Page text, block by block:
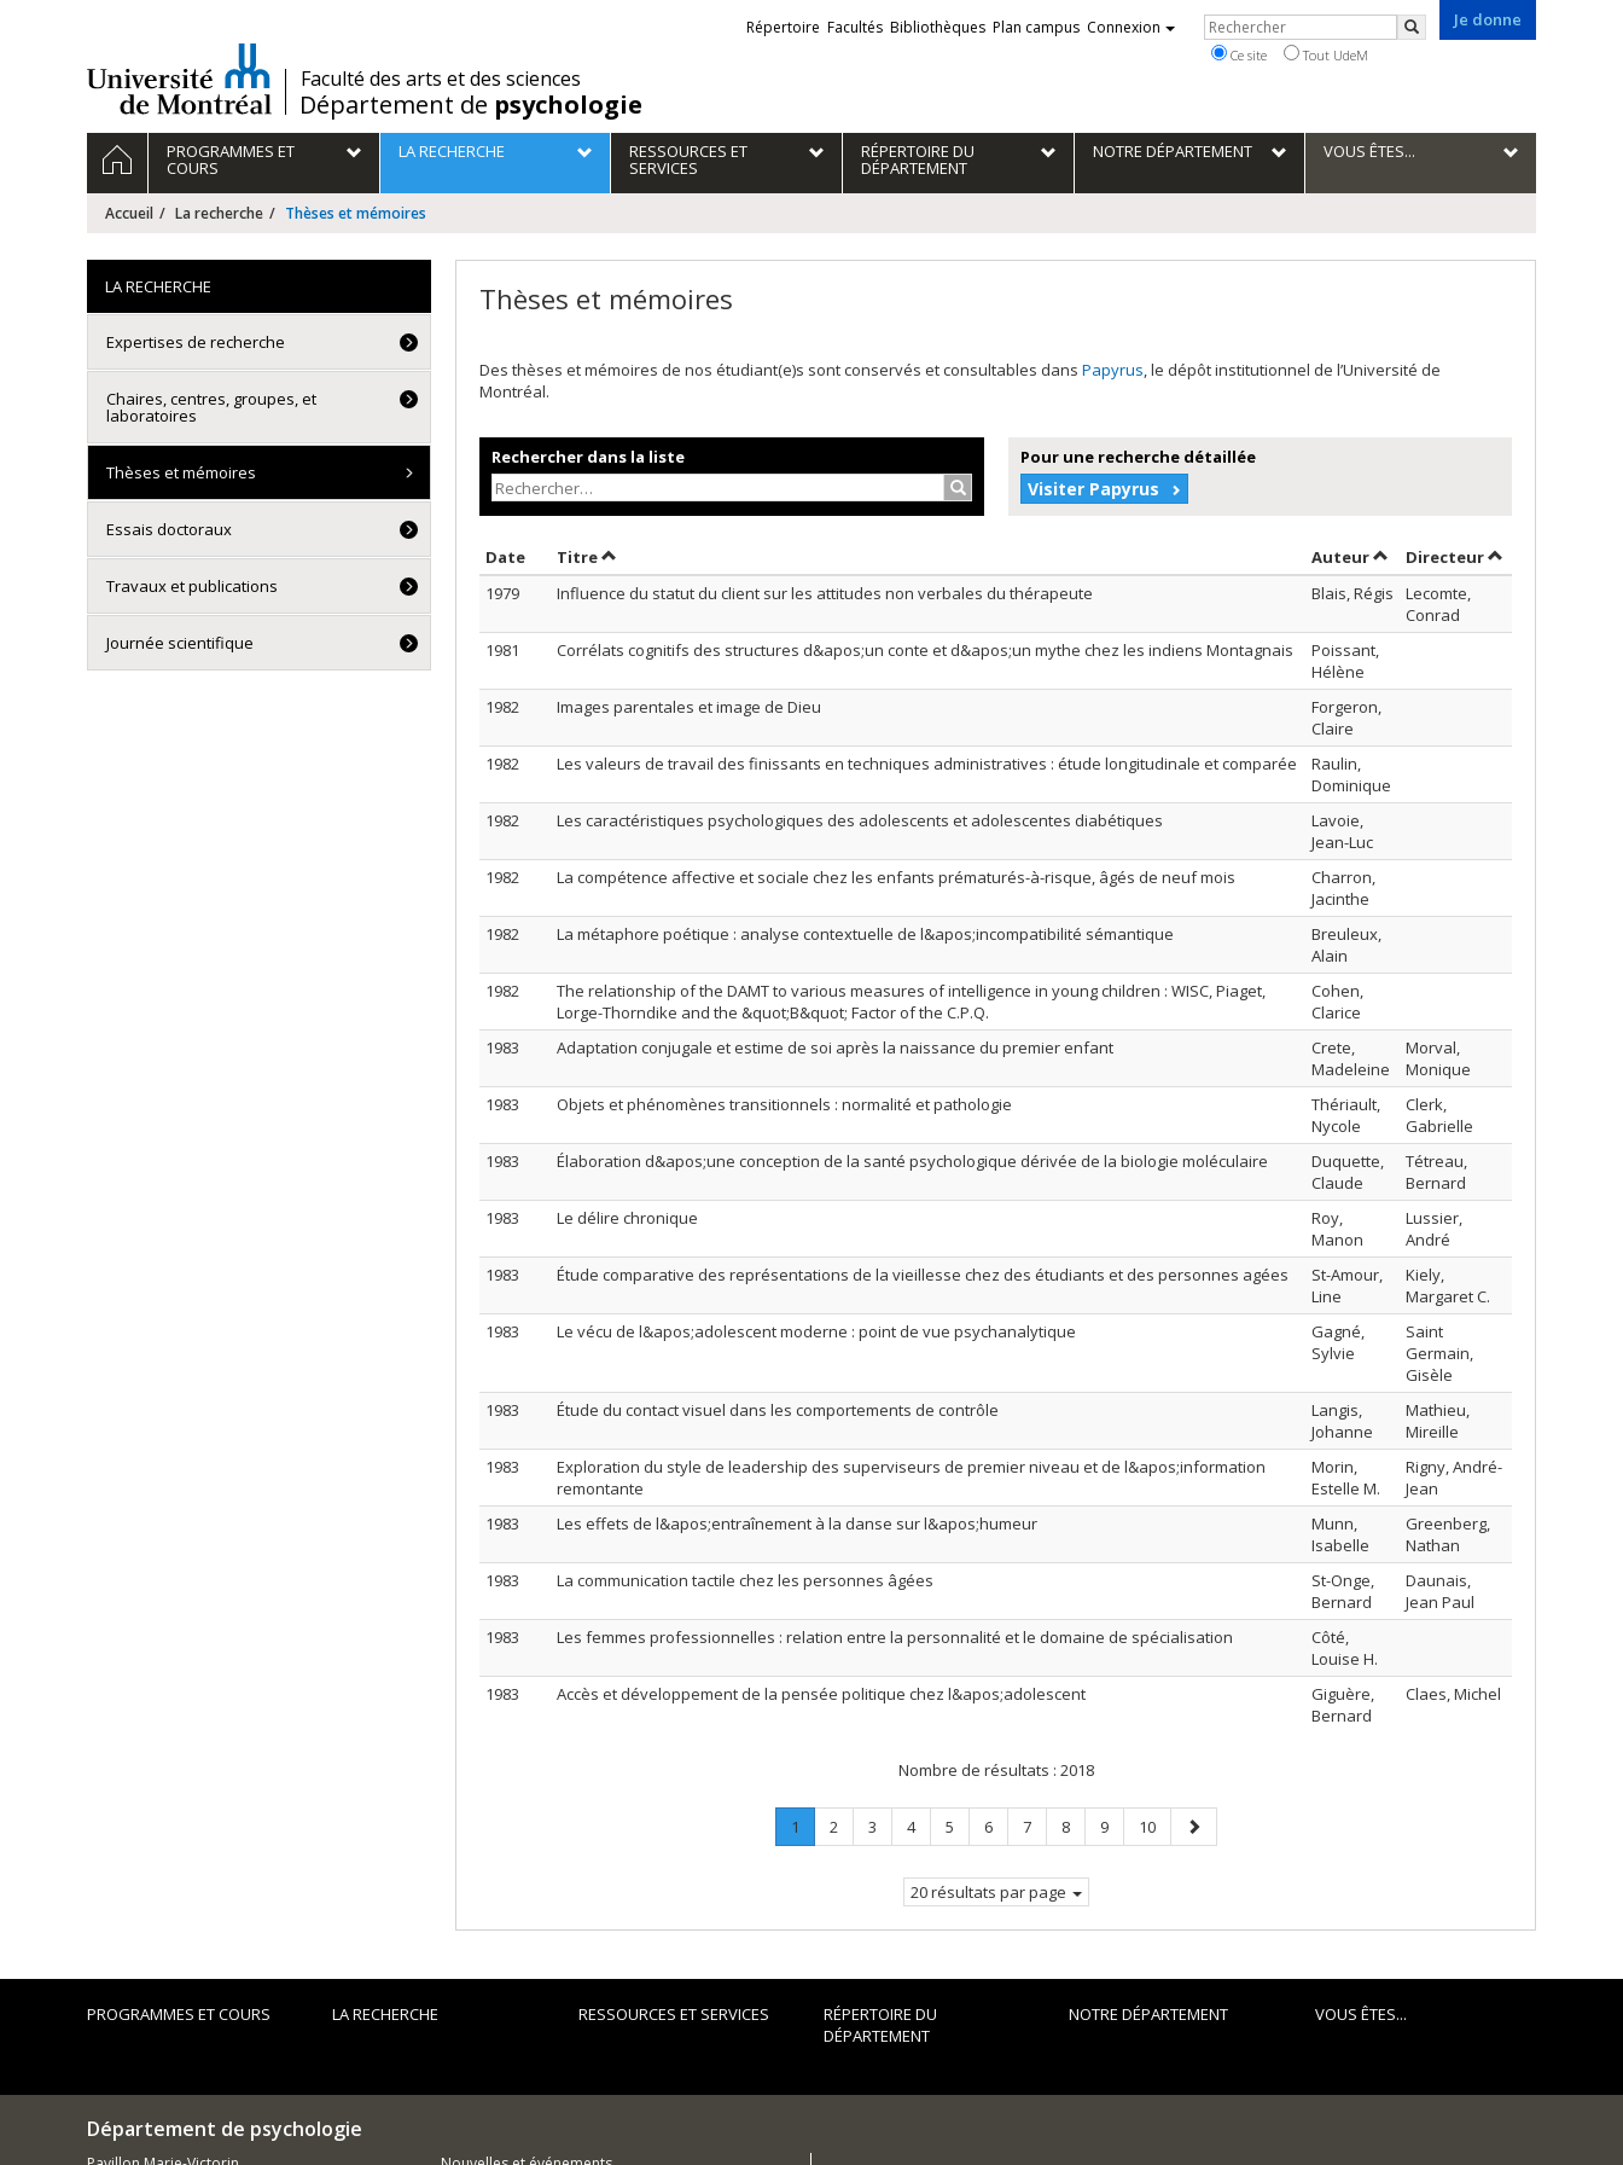
/Faculté des arts et des sciences
Département de psychologie
Je donne
Liens
externes
Répertoire Facultés Bibliothèques Plan campus Connexion Rechercher
Rechercher
Ce site Tout UdeM
Navigation
principale
ACCUEILPROGRAMMES ET
COURS
LA RECHERCHE RESSOURCES ET
SERVICES
RÉPERTOIRE DU
DÉPARTEMENT
NOTRE DÉPARTEMENT VOUS ÊTES...
Accueil La recherche Thèses et mémoires
Thèses et mémoires
Des thèses et mémoires de nos étudiant(e)s sont conservés et consultables dans Papyrus, le dépôt institutionnel de l’Université de
Montréal.
Rechercher dans la liste
Rechercher…
Pour une recherche détaillée
Visiter Papyrus
Date Trier par date en ordre décroissant
TitreTrier par titre en ordre décroissant AuteurTrier par auteur en ordre
Directeurpar
1979
Influence du statut du client sur les attitudes non verbales du thérapeute Blais, Régis
Lecomte,
Conrad
1981
Corrélats cognitifs des structures d&apos;un conte et d&apos;un mythe chez les indiens Montagnais
Poissant,
Hélène
1982
Images parentales et image de Dieu
Forgeron,
Claire
1982
Les valeurs de travail des finissants en techniques administratives : étude longitudinale et comparée
Raulin,
Dominique
1982
Les caractéristiques psychologiques des adolescents et adolescentes diabétiques
Lavoie,
Jean-Luc
1982
La compétence affective et sociale chez les enfants prématurés-à-risque, âgés de neuf mois
Charron,
Jacinthe
1982
La métaphore poétique : analyse contextuelle de l&apos;incompatibilité sémantique
Breuleux,
Alain
1982
The relationship of the DAMT to various measures of intelligence in young children : WISC, Piaget,
Lorge-Thorndike and the &quot;B&quot; Factor of the C.P.Q.
Cohen,
Clarice
1983
Adaptation conjugale et estime de soi après la naissance du premier enfant
Crete,
Madeleine
Morval,
Monique
1983
Objets et phénomènes transitionnels : normalité et pathologie
Thériault,
Nycole
Clerk,
Gabrielle
1983
Élaboration d&apos;une conception de la santé psychologique dérivée de la biologie moléculaire
Duquette,
Claude
Tétreau,
Bernard
1983
Le délire chronique
Roy,
Manon
Lussier,
André
1983
Étude comparative des représentations de la vieillesse chez des étudiants et des personnes agées
St-Amour,
Line
Kiely,
Margaret C.
1983
Le vécu de l&apos;adolescent moderne : point de vue psychanalytique
Gagné,
Sylvie
Saint
Germain,
Gisèle
1983
Étude du contact visuel dans les comportements de contrôle
Langis,
Johanne
Mathieu,
Mireille
1983
Exploration du style de leadership des superviseurs de premier niveau et de l&apos;information
remontante
Morin,
Estelle M.
Rigny, André-
Jean
1983
Les effets de l&apos;entraînement à la danse sur l&apos;humeur
Munn,
Isabelle
Greenberg,
Nathan
1983
La communication tactile chez les personnes âgées
St-Onge,
Bernard
Daunais,
Jean Paul
1983
Les femmes professionnelles : relation entre la personnalité et le domaine de spécialisation
Côté,
Louise H.
1983
Accès et développement de la pensée politique chez l&apos;adolescent
Giguère,
Bernard
Claes, Michel
Nombre de résultats : 2018
Page
1
Page
Page
2 Page
3 Page
4 Page
5 Page
6 Page
7 Page
8 Page
9 Page
10
Page
suivante
20 résultats par page
LA RECHERCHE
Expertises de recherche
Chaires, centres, groupes, et
laboratoires
Thèses et mémoires
Essais doctoraux
Travaux et publications
Journée scientifique
PROGRAMMES ET COURS LA RECHERCHE RESSOURCES ET SERVICES
RÉPERTOIRE DU
DÉPARTEMENT
NOTRE DÉPARTEMENT VOUS ÊTES...
Département de psychologie